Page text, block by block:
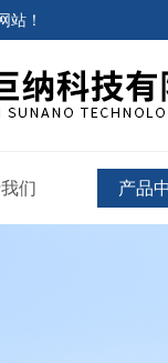
站 ！
们 产品